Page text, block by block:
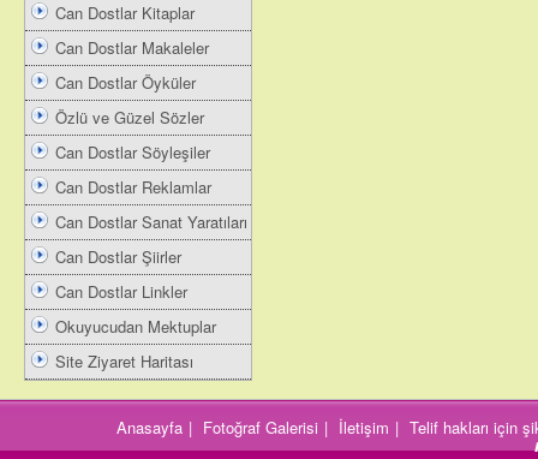
Can Dostlar Kitaplar
Can Dostlar Makaleler
Can Dostlar Öyküler
Özlü ve Güzel Sözler
Can Dostlar Söyleşiler
Can Dostlar Reklamlar
Can Dostlar Sanat Yaratıları
Can Dostlar Şiirler
Can Dostlar Linkler
Okuyucudan Mektuplar
Site Ziyaret Haritası
Anasayfa | Fotoğraf Galerisi | İletişim | Telif hakları için